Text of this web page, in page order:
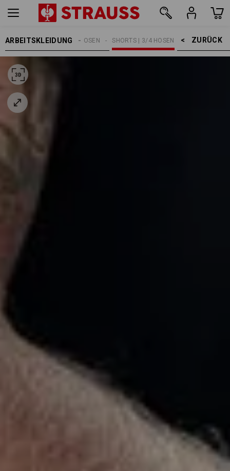
ARBEITSKLEIDUNG ZURÜCK    >
SHORTS | 3/4 HOSEN
ARBEITSHOSEN
HERREN